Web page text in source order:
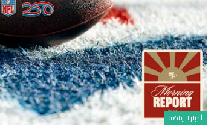
أخبار الرياضة